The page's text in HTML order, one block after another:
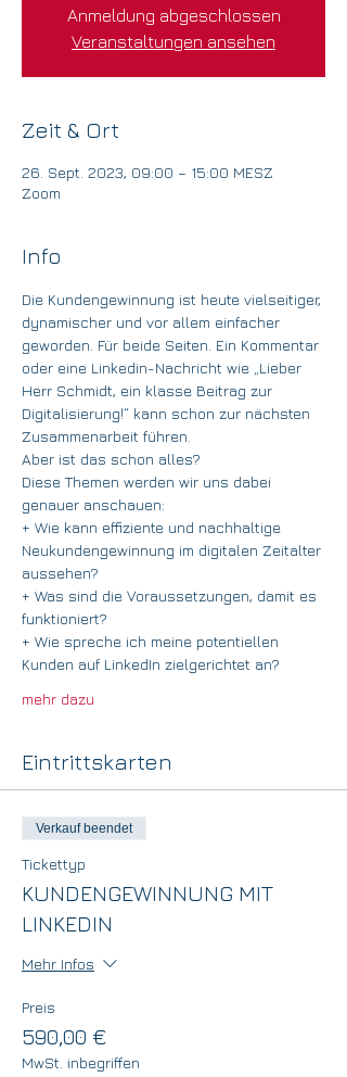
Anmeldung abgeschlossen
Veranstaltungen ansehen
Zeit & Ort
26. Sept. 2023, 09:00 – 15:00 MESZ
Zoom
Info
Die Kundengewinnung ist heute vielseitiger,
dynamischer und vor allem einfacher
geworden. Für beide Seiten. Ein Kommentar
oder eine Linkedin-Nachricht wie „Lieber
Herr Schmidt, ein klasse Beitrag zur
Digitalisierung!“ kann schon zur nächsten
Zusammenarbeit führen.
Aber ist das schon alles?
Diese Themen werden wir uns dabei
genauer anschauen:
+ Wie kann effiziente und nachhaltige
Neukundengewinnung im digitalen Zeitalter
aussehen?
+ Was sind die Voraussetzungen, damit es
funktioniert?
+ Wie spreche ich meine potentiellen
Kunden auf LinkedIn zielgerichtet an?
mehr dazu
Eintrittskarten
Verkauf beendet
Tickettyp
KUNDENGEWINNUNG MIT
LINKEDIN
Mehr Infos
Preis
590,00 €
MwSt. inbegriffen